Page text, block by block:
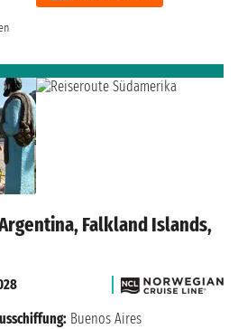
Falkland Islands,
Buenos Aires